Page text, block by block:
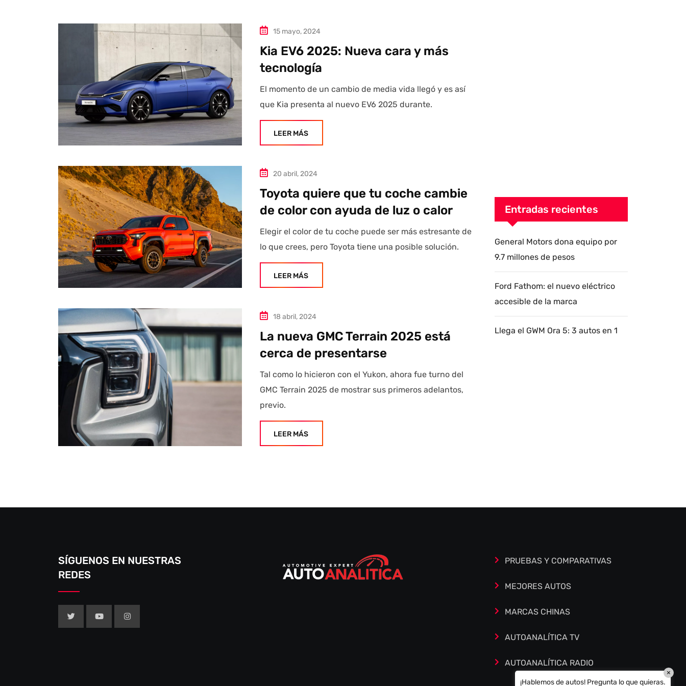
15 mayo, 2024
Kia EV6 2025: Nueva cara y más
tecnología
El momento de un cambio de media vida llegó y es así
que Kia presenta al nuevo EV6 2025 durante.
LEER MÁS
20 abril, 2024
Toyota quiere que tu coche cambie
de color con ayuda de luz o calor
Elegir el color de tu coche puede ser más estresante de
lo que crees, pero Toyota tiene una posible solución.
LEER MÁS
18 abril, 2024
La nueva GMC Terrain 2025 está
cerca de presentarse
Tal como lo hicieron con el Yukon, ahora fue turno del
GMC Terrain 2025 de mostrar sus primeros adelantos,
previo.
LEER MÁS
Entradas recientes
General Motors dona equipo por
9.7 millones de pesos
Ford Fathom: el nuevo eléctrico
accesible de la marca
Llega el GWM Ora 5: 3 autos en 1
SÍGUENOS EN NUESTRAS
REDES
PRUEBAS Y COMPARATIVAS
MEJORES AUTOS
MARCAS CHINAS
AUTOANALÍTICA TV
AUTOANALÍTICA RADIO
IA en desarrollo. Autoanalítica optimiza
¡Hablemos de autos! Pregunta lo que quieras.
×